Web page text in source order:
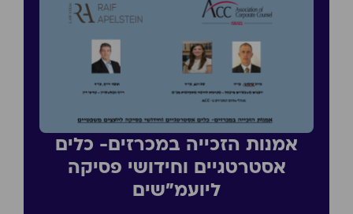
אמנות הזכייה במכרזים- כלים
אסטרטגיים וחידושי פסיקה
ליועמ״שים